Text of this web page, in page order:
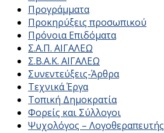
Προγράμματα
Προκηρύξεις προσωπικού
Πρόνοια Επιδόματα
Σ.Α.Π. ΑΙΓΑΛΕΩ
Σ.Β.Α.Κ. ΑΙΓΑΛΕΩ
Συνεντεύξεις-Άρθρα
Τεχνικά Έργα
Τοπική Δημοκρατία
Φορείς και Σύλλογοι
Ψυχολόγος – Λογοθεραπευτής